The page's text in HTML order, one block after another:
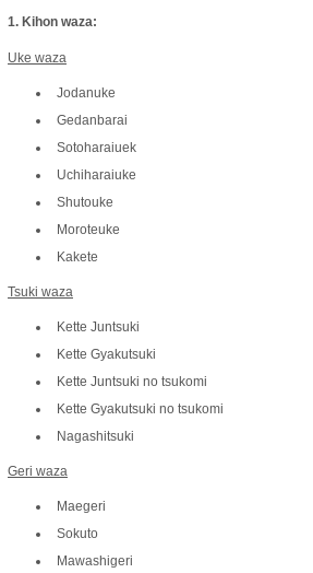
1. Kihon waza:
Uke waza
Jodanuke
Gedanbarai
Sotoharaiuek
Uchiharaiuke
Shutouke
Moroteuke
Kakete
Tsuki waza
Kette Juntsuki
Kette Gyakutsuki
Kette Juntsuki no tsukomi
Kette Gyakutsuki no tsukomi
Nagashitsuki
Geri waza
Maegeri
Sokuto
Mawashigeri